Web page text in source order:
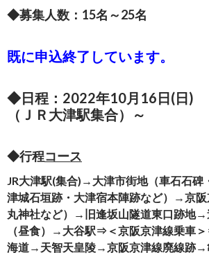
◆募集人数：15名～25名
既に申込終了しています。
◆日程：2022年10月16日(日)
（ＪＲ大津駅集合）～
◆行程コース
JR大津駅(集合) →大津市街地（車石石碑
津城石垣跡・大津宿本陣跡など）→京
丸神社など）→旧逢坂山隧道東口跡地
（昼食）→大谷駅⇒ ＜京阪京津線乗車
海道→天智天皇陵→京阪京津線廃線跡